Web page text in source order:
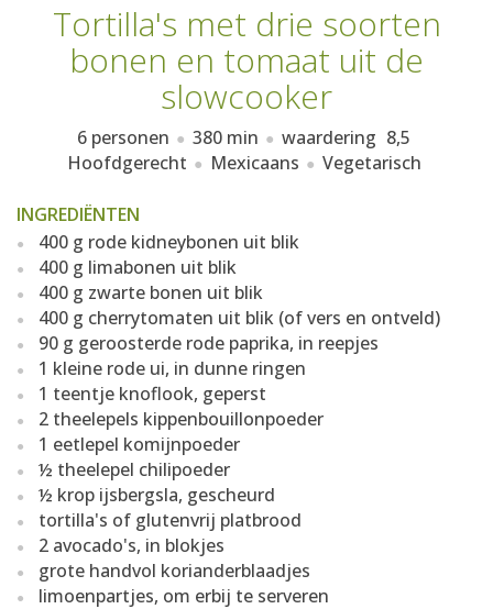
Tortilla's met drie soorten
bonen en tomaat uit de
slowcooker
6 personen 380 min waardering 8,5
Hoofdgerecht
Mexicaans Vegetarisch
INGREDIËNTEN
400 g rode kidneybonen uit blik
400 g limabonen uit blik
400 g zwarte bonen uit blik
400 g cherrytomaten uit blik (of vers en ontveld)
90 g geroosterde rode paprika, in reepjes
1 kleine rode ui, in dunne ringen
1 teentje knoflook, geperst
2 theelepels kippenbouillonpoeder
1 eetlepel komijnpoeder
½ theelepel chilipoeder
½ krop ijsbergsla, gescheurd
tortilla's of glutenvrij platbrood
2 avocado's, in blokjes
grote handvol korianderblaadjes
limoenpartjes, om erbij te serveren